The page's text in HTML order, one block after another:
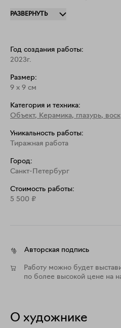
РАЗВЕРНУТЬ
Год создания работы:
2023г.
Размер:
9 x 9 см
Категория и техника:
Объект, Керамика, глазурь, воск
Уникальность работы:
Тиражная работа
Город:
Санкт-Петербург
Стоимость работы:
5 500 ₽
Авторская подпись
Работу можно будет
по более высокой цене на
О художнике